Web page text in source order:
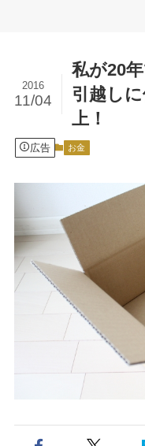
私が20
引越し
上！
2016
11/04
広告 お金